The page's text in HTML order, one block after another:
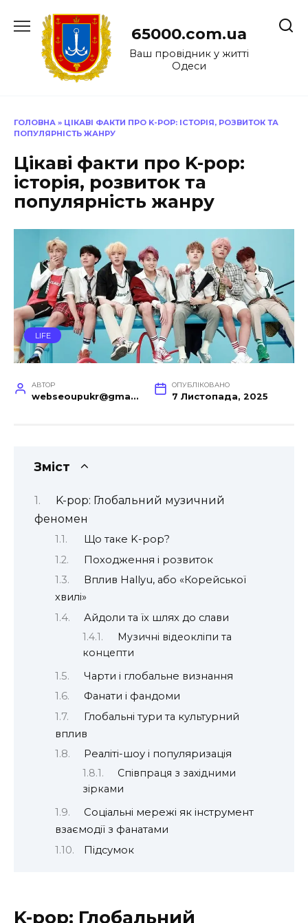
до
65000.com.ua
Ваш провідник у житті
Одеси
ГОЛОВНА » ЦІКАВІ ФАКТИ ПРО K-POP: ІСТОРІЯ, РОЗВИТОК ТА
ПОПУЛЯРНІСТЬ ЖАНРУ
Цікаві факти про K-pop:
історія, розвиток та
популярність жанру
LIFE
АВТОР
webseoupukr@gmail.com
ОПУБЛІКОВАНО
7 Листопада, 2025
Зміст
K-pop: Глобальний музичний
феномен
Що таке K-pop?
Походження і розвиток
Вплив Hallyu, або «Корейської
хвилі»
Айдоли та їх шлях до слави
Музичні відеокліпи та
концепти
Чарти і глобальне визнання
Фанати і фандоми
Глобальні тури та культурний
вплив
Реаліті-шоу і популяризація
Співпраця з західними
зірками
Соціальні мережі як інструмент
взаємодії з фанатами
Підсумок
K-pop: Глобальний